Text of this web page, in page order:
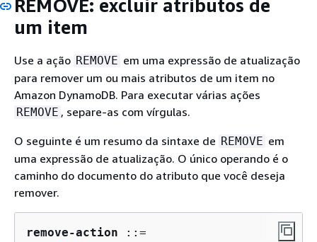
REMOVE: excluir atributos de
um item
Use a ação REMOVE em uma expressão de atualização
para remover um ou mais atributos de um item no
Amazon DynamoDB. Para executar várias ações
REMOVE , separe-as com vírgulas.
O seguinte é um resumo da sintaxe de REMOVE em
uma expressão de atualização. O único operando é o
caminho do documento do atributo que você deseja
remover.
remove-action ::=